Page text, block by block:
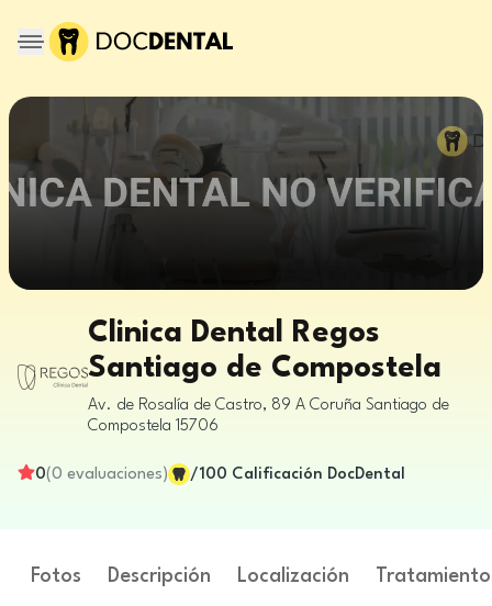
Clinica Dental Regos
Santiago de Compostela
Av. de Rosalía de Castro, 89 A Coruña Santiago de
Compostela 15706
0(0 evaluaciones) /100 Calificación DocDental
Fotos Descripción Localización